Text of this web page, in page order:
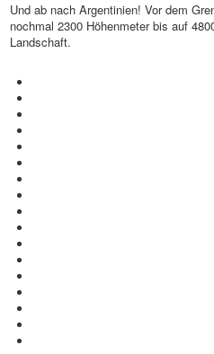
Und ab nach Argentinien! Vor dem
nochmal 2300 Höhenmeter bis auf
Landschaft.